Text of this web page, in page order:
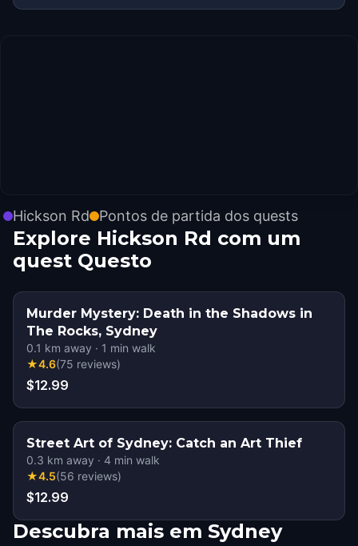
Hickson Rd Pontos de partida dos quests
Explore Hickson Rd com um
quest Questo
Murder Mystery: Death in the Shadows in
The Rocks, Sydney
0.1 km away · 1 min walk
★4.6(75 reviews)
$12.99
Street Art of Sydney: Catch an Art Thief
0.3 km away · 4 min walk
★4.5(56 reviews)
$12.99
Descubra mais em Sydney